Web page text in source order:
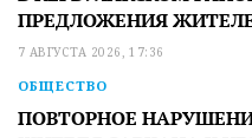
ПРЕДЛОЖЕНИЯ
7 АВГУСТА 2026, 17:36
ОБЩЕСТВО
ПОВТОРНОЕ